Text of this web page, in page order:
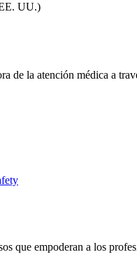
UU.)
de la atención médica a
que empoderan a los